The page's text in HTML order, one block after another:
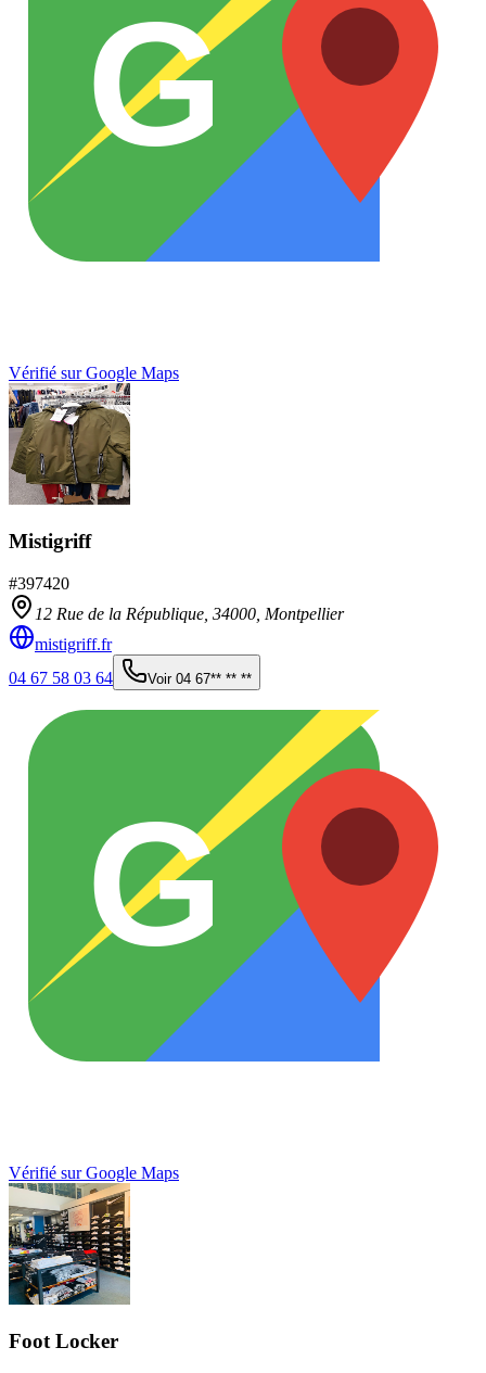
G
Vérifié sur Google Maps
Mistigriff
#397420
12 Rue de la République, 34000 Montpellier
mistigriff.fr
04 67 58 03 64
Voir 04 67** ** **
G
Vérifié sur Google Maps
Foot Locker